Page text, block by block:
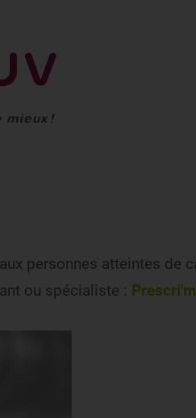
personnes atteintes de
ou spécialiste :
email